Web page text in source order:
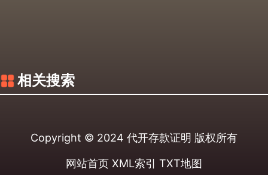
相关搜索
Copyright © 2024 代开存款证明 版权所有
网站首页 XML索引 TXT地图